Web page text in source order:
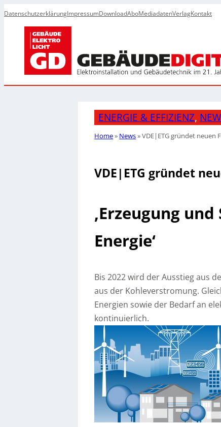
DatenschutzerklärungImpressumDownloadAboMediadatenVerlagKontakt
ENERGIE & EFFIZIENZ,
Home» News»VDE|ETG gründet neuen
VDE|ETG gründet
‚Erzeugung
Energie‘
Bis 2022 wird der Ausstieg aus
aus der Kohleverstromung.
Energien sowie der Bedarf an
kontinuierlich.